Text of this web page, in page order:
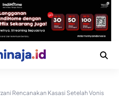
Rencanakan Kasasi Setelah Vonis